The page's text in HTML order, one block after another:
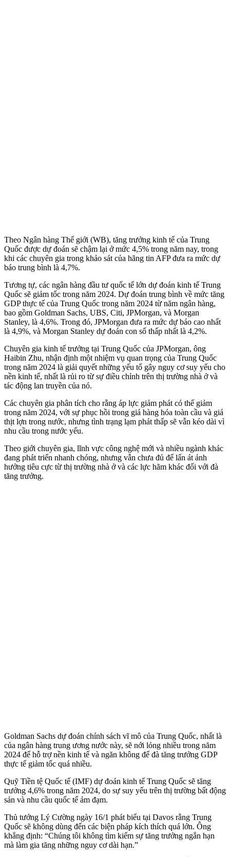
Theo Ngân hàng Thế giới (WB), tăng trưởng kinh tế của Trung
Quốc được dự đoán sẽ chậm lại ở mức 4,5% trong năm nay, trong
khi các chuyên gia trong khảo sát của hãng tin AFP đưa ra mức dự
báo trung bình là 4,7%.
Tương tự, các ngân hàng đầu tư quốc tế lớn dự đoán kinh tế Trung
Quốc sẽ giảm tốc trong năm 2024. Dự đoán trung bình về mức tăng
GDP thực tế của Trung Quốc trong năm 2024 từ năm ngân hàng,
bao gồm Goldman Sachs, UBS, Citi, JPMorgan, và Morgan
Stanley, là 4,6%. Trong đó, JPMorgan đưa ra mức dự báo cao nhất
là 4,9%, và Morgan Stanley dự đoán con số thấp nhất là 4,2%.
Chuyên gia kinh tế trưởng tại Trung Quốc của JPMorgan, ông
Haibin Zhu, nhận định một nhiệm vụ quan trọng của Trung Quốc
trong năm 2024 là giải quyết những yếu tố gây nguy cơ suy yếu cho
nền kinh tế, nhất là rủi ro từ sự điều chỉnh trên thị trường nhà ở và
tác động lan truyền của nó.
Các chuyên gia phân tích cho rằng áp lực giảm phát có thể giảm
trong năm 2024, với sự phục hồi trong giá hàng hóa toàn cầu và giá
thịt lợn trong nước, nhưng tình trạng lạm phát thấp sẽ vẫn kéo dài vì
nhu cầu trong nước yếu.
Theo giới chuyên gia, lĩnh vực công nghệ mới và nhiều ngành khác
đang phát triển nhanh chóng, nhưng vẫn chưa đủ để lấn át ảnh
hưởng tiêu cực từ thị trường nhà ở và các lực hãm khác đối với đà
tăng trưởng.
Goldman Sachs dự đoán chính sách vĩ mô của Trung Quốc, nhất là
của ngân hàng trung ương nước này, sẽ nới lỏng nhiều trong năm
2024 để hỗ trợ nền kinh tế và ngăn không để đà tăng trưởng GDP
thực tế giảm tốc quá nhiều.
Quỹ Tiền tệ Quốc tế (IMF) dự đoán kinh tế Trung Quốc sẽ tăng
trưởng 4,6% trong năm 2024, do sự suy yếu trên thị trường bất động
sản và nhu cầu quốc tế ảm đạm.
Thủ tướng Lý Cường ngày 16/1 phát biểu tại Davos rằng Trung
Quốc sẽ không dùng đến các biện pháp kíc‌h thí‌ch quá lớn. Ông
khẳng định: “Chúng tôi không tìm kiếm sự tăng trưởng ngắn hạn
mà làm gia tăng những nguy cơ dài hạn.”